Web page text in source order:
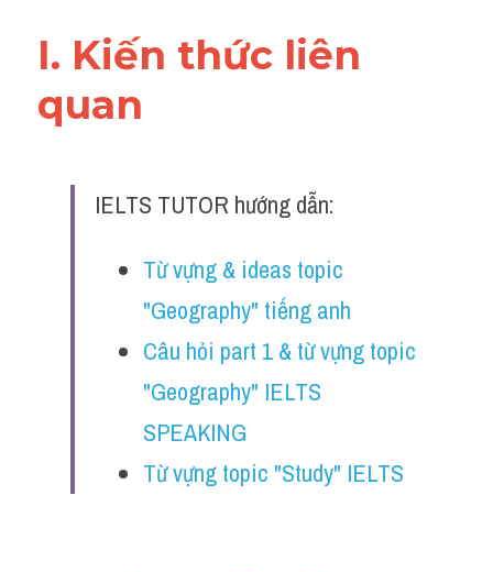
I. Kiến thức liên
quan
IELTS TUTOR hướng dẫn:
Từ vựng & ideas topic
"Geography" tiếng anh
Câu hỏi part 1 & từ vựng topic
"Geography" IELTS
SPEAKING
Từ vựng topic "Study" IELTS